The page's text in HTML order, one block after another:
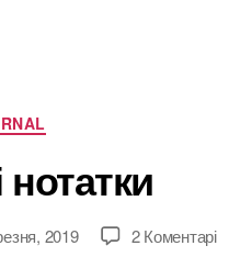
Категорії
2019 2 Коментарідо